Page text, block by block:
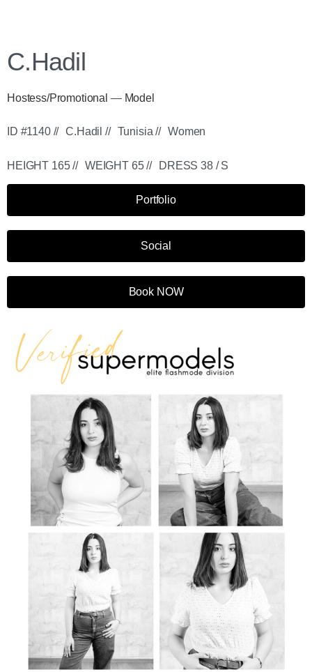
C.Hadil
Hostess/Promotional — Model
ID #1140 // C.Hadil // Tunisia // Women
HEIGHT 165 // WEIGHT 65 // DRESS 38 / S
Portfolio
Social
Book NOW